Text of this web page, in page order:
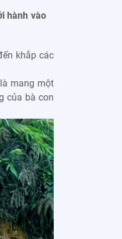
hành vào
khắp các
mang một
của bà con